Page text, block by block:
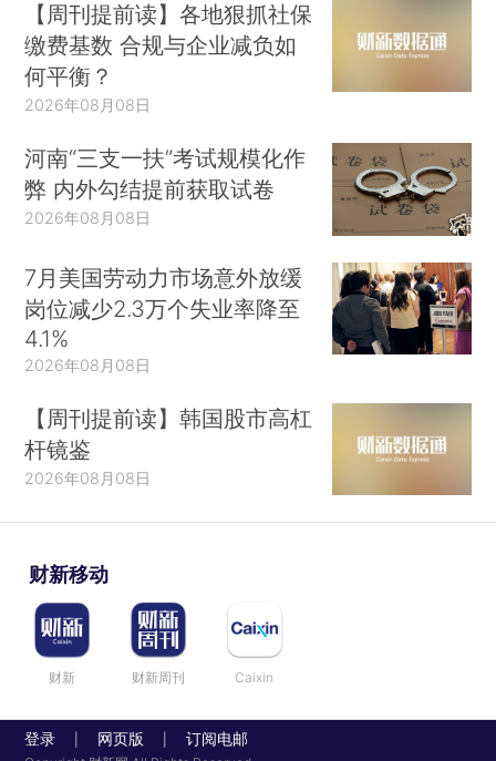
【周刊提前读】各地狠抓社保
缴费基数 合规与企业减负如
何平衡？
2026年08月08日
河南“三支一扶”考试规模化作
弊 内外勾结提前获取试卷
2026年08月08日
7月美国劳动力市场意外放缓
岗位减少2.3万个失业率降至
4.1%
2026年08月08日
【周刊提前读】韩国股市高杠
杆镜鉴
2026年08月08日
财新移动
财新 财新周刊 Caixin
登录 网页版 订阅电邮